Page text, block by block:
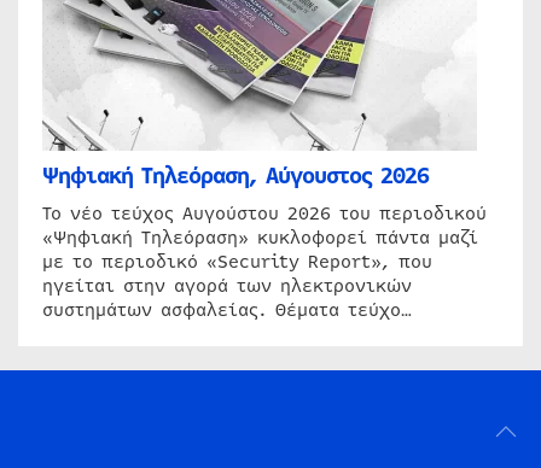
Ψηφιακή Τηλεόραση, Αύγουστος 2026
Το νέο τεύχος Αυγούστου 2026 του περιοδικού
«Ψηφιακή Τηλεόραση» κυκλοφορεί πάντα μαζί
με το περιοδικό «Security Report», που
ηγείται στην αγορά των ηλεκτρονικών
συστημάτων ασφαλείας. Θέματα τεύχο…